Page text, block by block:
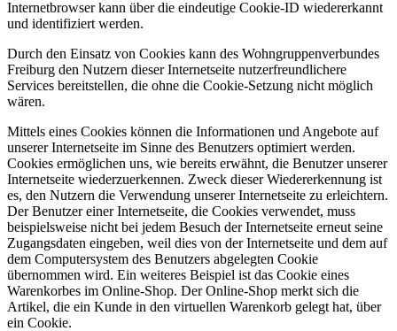
Internetbrowser kann über die eindeutige Cookie-ID wiedererkannt
und identifiziert werden.
Durch den Einsatz von Cookies kann des Wohngruppenverbundes
Freiburg den Nutzern dieser Internetseite nutzerfreundlichere
Services bereitstellen, die ohne die Cookie-Setzung nicht möglich
wären.
Mittels eines Cookies können die Informationen und Angebote auf
unserer Internetseite im Sinne des Benutzers optimiert werden.
Cookies ermöglichen uns, wie bereits erwähnt, die Benutzer unserer
Internetseite wiederzuerkennen. Zweck dieser Wiedererkennung ist
es, den Nutzern die Verwendung unserer Internetseite zu erleichtern.
Der Benutzer einer Internetseite, die Cookies verwendet, muss
beispielsweise nicht bei jedem Besuch der Internetseite erneut seine
Zugangsdaten eingeben, weil dies von der Internetseite und dem auf
dem Computersystem des Benutzers abgelegten Cookie
übernommen wird. Ein weiteres Beispiel ist das Cookie eines
Warenkorbes im Online-Shop. Der Online-Shop merkt sich die
Artikel, die ein Kunde in den virtuellen Warenkorb gelegt hat, über
ein Cookie.